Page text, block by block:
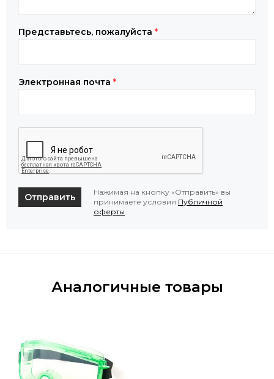
Представьтесь, пожалуйста *
Электронная почта *
Отправить
Нажимая на кнопку «Отправить» вы
принимаете условия Публичной
оферты.
Аналогичные товары